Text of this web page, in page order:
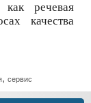
речевая
качества
, сервис